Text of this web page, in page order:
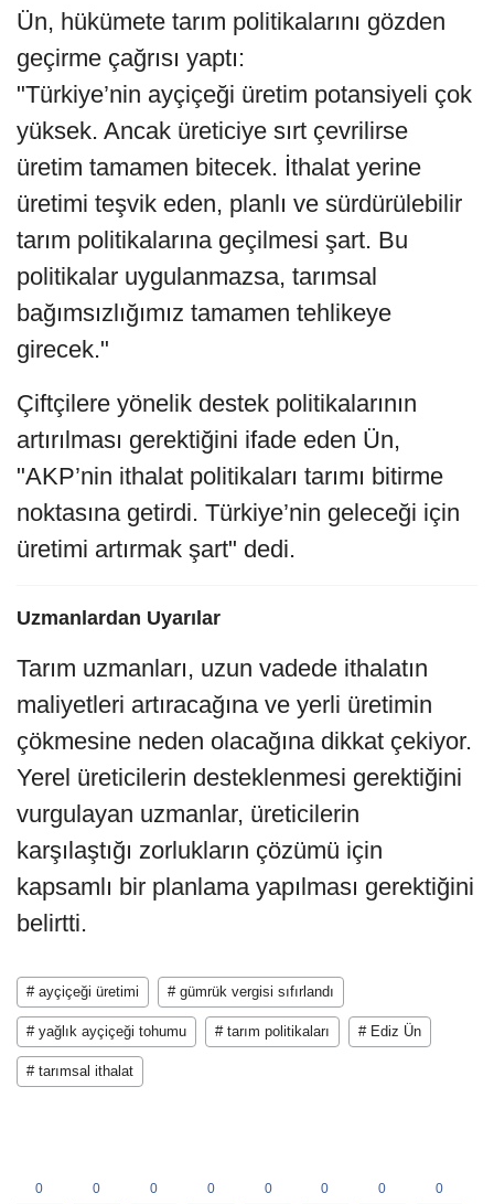
Ün, hükümete tarım politikalarını gözden
geçirme çağrısı yaptı:
"Türkiye’nin ayçiçeği üretim potansiyeli çok
yüksek. Ancak üreticiye sırt çevrilirse
üretim tamamen bitecek. İthalat yerine
üretimi teşvik eden, planlı ve sürdürülebilir
tarım politikalarına geçilmesi şart. Bu
politikalar uygulanmazsa, tarımsal
bağımsızlığımız tamamen tehlikeye
girecek."
Çiftçilere yönelik destek politikalarının
artırılması gerektiğini ifade eden Ün,
"AKP’nin ithalat politikaları tarımı bitirme
noktasına getirdi. Türkiye’nin geleceği için
üretimi artırmak şart" dedi.
Uzmanlardan Uyarılar
Tarım uzmanları, uzun vadede ithalatın
maliyetleri artıracağına ve yerli üretimin
çökmesine neden olacağına dikkat çekiyor.
Yerel üreticilerin desteklenmesi gerektiğini
vurgulayan uzmanlar, üreticilerin
karşılaştığı zorlukların çözümü için
kapsamlı bir planlama yapılması gerektiğini
belirtti.
# ayçiçeği üretimi # gümrük vergisi sıfırlandı
# yağlık ayçiçeği tohumu # tarım politikaları # Ediz Ün
# tarımsal ithalat